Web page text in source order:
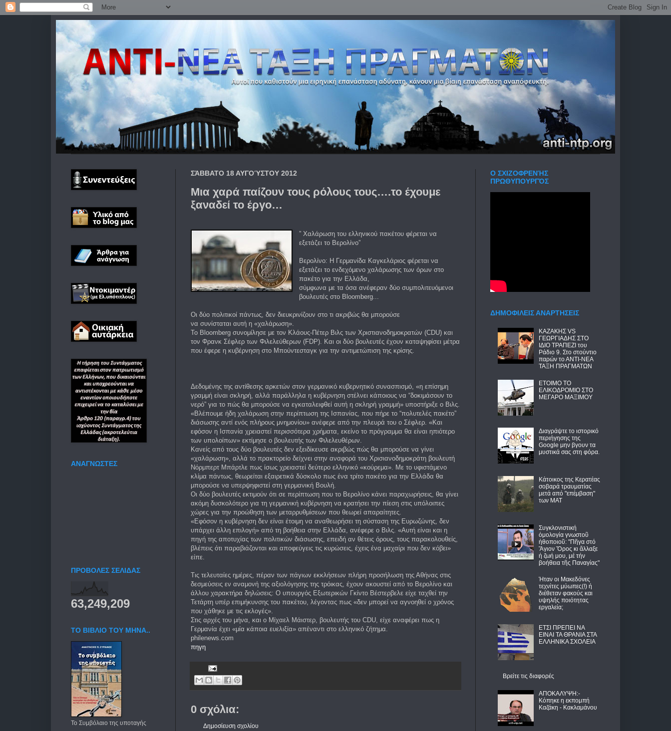
ΣΆΒΒΑΤΟ 18 ΑΥΓΟΎΣΤΟΥ 2012
Μια χαρά παίζουν τους ρόλους τους….το έχουμε
ξαναδεί το έργο…
” Χαλάρωση του ελληνικού πακέτου φέρεται να
εξετάζει το Βερολίνο”
Βερολίνο: Η Γερμανίδα Καγκελάριος φέρεται να
εξετάζει το ενδεχόμενο χαλάρωσης των όρων στο
πακέτο για την Ελλάδα,
σύμφωνα με τα όσα ανέφεραν δύο συμπολιτευόμενοι
βουλευτές στο Bloomberg...
Οι δύο πολιτικοί πάντως, δεν διευκρινίζουν στο τι ακριβώς θα μπορούσε
να συνίσταται αυτή η «χαλάρωση».
Το Bloomberg συνομίλησε με τον Κλάους-Πέτερ Βιλς των Χριστιανοδημοκρατών (CDU) και
τον Φρανκ Σέφλερ των Φιλελεύθερων (FDP). Και οι δύο βουλευτές έχουν καταψηφίσει μέτρα
που έφερε η κυβέρνηση στο Μπούντεσταγκ για την αντιμετώπιση της κρίσης.
Δεδομένης της αντίθεσης αρκετών στον γερμανικό κυβερνητικό συνασπισμό, «η επίσημη
γραμμή είναι σκληρή, αλλά παράλληλα η κυβέρνηση στέλνει κάποιους να “δοκιμάσουν το
νερό” για το πώς θα μπορούσε να εγκαταλειφθεί αυτή η σκληρή γραμμή» υποστήριξε ο Βιλς.
«Βλέπουμε ήδη χαλάρωση στην περίπτωση της Ισπανίας, που πήρε το “πολυτελές πακέτο”
διάσωσης αντί ενός πλήρους μνημονίου» ανέφερε από την πλευρά του ο Σέφλερ. «Και
εφόσον η Ισπανία χρειαστεί περισσότερα χρήματα, εκείνο το πρόγραμμα θα είναι ηπιότερο
των υπολοίπων» εκτίμησε ο βουλευτής των Φιλελευθέρων.
Κανείς από τους δύο βουλευτές δεν εξειδίκευσε ακριβώς πώς θα μπορούσε να γίνει
«χαλάρωση», αλλά το πρακτορείο δείχνει στην αναφορά του Χρισιανοδημοκράτη βουλευτή
Νόρμπερτ Μπάρτλε πως ίσως χρειαστεί δεύτερο ελληνικό «κούρεμα». Με το υφιστάμενο
κλίμα πάντως, θεωρείται εξαιρετικά δύσκολο πως ένα τρίτο πακέτο για την Ελλάδα θα
μπορούσε να υπερψηφιστεί στη γερμανική Βουλή.
Οι δύο βουλευτές εκτιμούν ότι σε περίπτωση που το Βερολίνο κάνει παραχωρήσεις, θα γίνει
ακόμη δυσκολότερο για τη γερμανική κυβέρνηση να κρατήσει την πίεση στις υπόλοιπες
χώρες για την προώθηση των μεταρρυθμίσεων που θεωρεί απαραίτητες.
«Εφόσον η κυβέρνηση δεν είναι έτοιμη να αναθεωρήσει τη σύσταση της Ευρωζώνης, δεν
υπάρχει άλλη επιλογή» από τη βοήθεια στην Ελλάδα, ανέφερε ο Βιλς. «Αυτή είναι και η
πηγή της αποτυχίας των πολιτικών διάσωσης, επειδή αν θέτεις όρους, τους παρακολουθείς,
βλέπεις ότι παραβιάζονται και αποφεύγεις τις κυρώσεις, έχεις ένα μαχαίρι που δεν κόβει»
είπε.
Τις τελευταίες ημέρες, πέραν των πάγιων εκκλήσεων πλήρη προσήλωση της Αθήνας στις
δεσμεύσεις εν αναμονή της αξιολόγησης της τρόικας, έχουν ακουστεί από το Βερολίνο και
άλλου χαρακτήρα δηλώσεις: Ο υπουργός Εξωτερικών Γκίντο Βέστερβελε είχε ταχθεί την
Τετάρτη υπέρ επιμήκυνσης του πακέτου, λέγοντας πως «δεν μπορεί να αγνοηθεί ο χρόνος
που χάθηκε με τις εκλογές».
Στις αρχές του μήνα, και ο Μίχαελ Μάιστερ, βουλευτής του CDU, είχε αναφέρει πως η
Γερμανία έχει «μία κάποια ευελιξία» απέναντι στο ελληνικό ζήτημα.
philenews.com
πηγη
0 σχόλια:
Δημοσίευση σχολίου
ΑΝΑΓΝΩΣΤΕΣ
ΠΡΟΒΟΛΕΣ ΣΕΛΙΔΑΣ
63,249,209
TO ΒΙΒΛΙΟ ΤΟΥ ΜΗΝΑ..
Το Συμβόλαιο της υποταγής
Ο ΣΧΙΖΟΦΡΕΝΉΣ
ΠΡΩΘΥΠΟΥΡΓΌΣ
ΔΗΜΟΦΙΛΕΙΣ ΑΝΑΡΤΗΣΕΙΣ
ΚΑΖΑΚΗΣ VS
ΓΕΩΡΓΙΑΔΗΣ ΣΤΟ
ΙΔΙΟ ΤΡΑΠΕΖΙ του
Ράδιο 9. Στο στούντιο
παρών το ΑΝΤΙ-ΝΕΑ
ΤΑΞΗ ΠΡΑΓΜΑΤΩΝ
ΕΤΟΙΜΟ ΤΟ
ΕΛΙΚΟΔΡΟΜΙΟ ΣΤΟ
ΜΕΓΑΡΟ ΜΑΞΙΜΟΥ
Διαγράψτε το ιστορικό
περιήγησης της
Google μην βγουν τα
μυστικά σας στη φόρα.
Κάτοικος της Κερατέας
σοβαρά τραυματίας
μετά από "επέμβαση"
των ΜΑΤ
Συγκλονιστική
ὁμολογία γνωστοῦ
ἠθοποιοῦ: "Πῆγα στό
Ἅγιον Ὅρος κι ἄλλαξε
ἡ ζωή μου, μέ τήν
βοήθεια τῆς Παναγίας"
Ήταν οι Μακεδόνες
τεχνίτες μύωπες(!) ή
διέθεταν φακούς και
υψηλής ποιότητας
εργαλεία;
ΕΤΣΙ ΠΡΕΠΕΙ ΝΑ
ΕΙΝΑΙ ΤΑ ΘΡΑΝΙΑ ΣΤΑ
ΕΛΛΗΝΙΚΑ ΣΧΟΛΕΙΑ
Βρείτε τις διαφορές
ΑΠΟΚΑΛΥΨΗ:-
Κόπηκε η εκπομπή
Καζάκη - Κακλαμάνου